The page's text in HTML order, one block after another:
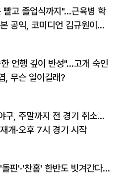
빨고 졸업식까지"…근육병 학
공익, 코미디언 김규원이었
언행 깊이 반성"…고개 숙인
, 무슨 일이길래?
구, 주말까지 전 경기 취소…
개·오후 7시 경기 시작
핀'·'찬홈' 한반도 빗겨간다…